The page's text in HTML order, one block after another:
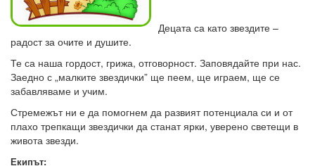
Децата са като звездите –
радост за очите и душите.
Те са наша гордост, грижа, отговорност. Заповядайте при нас.
Заедно с „малките звездички” ще пеем, ще играем, ще се
забавляваме и учим.
Стремежът ни е да помогнем да развият потенциала си и от
плахо трепкащи звездички да станат ярки, уверено светещи в
живота звезди.
Екипът: